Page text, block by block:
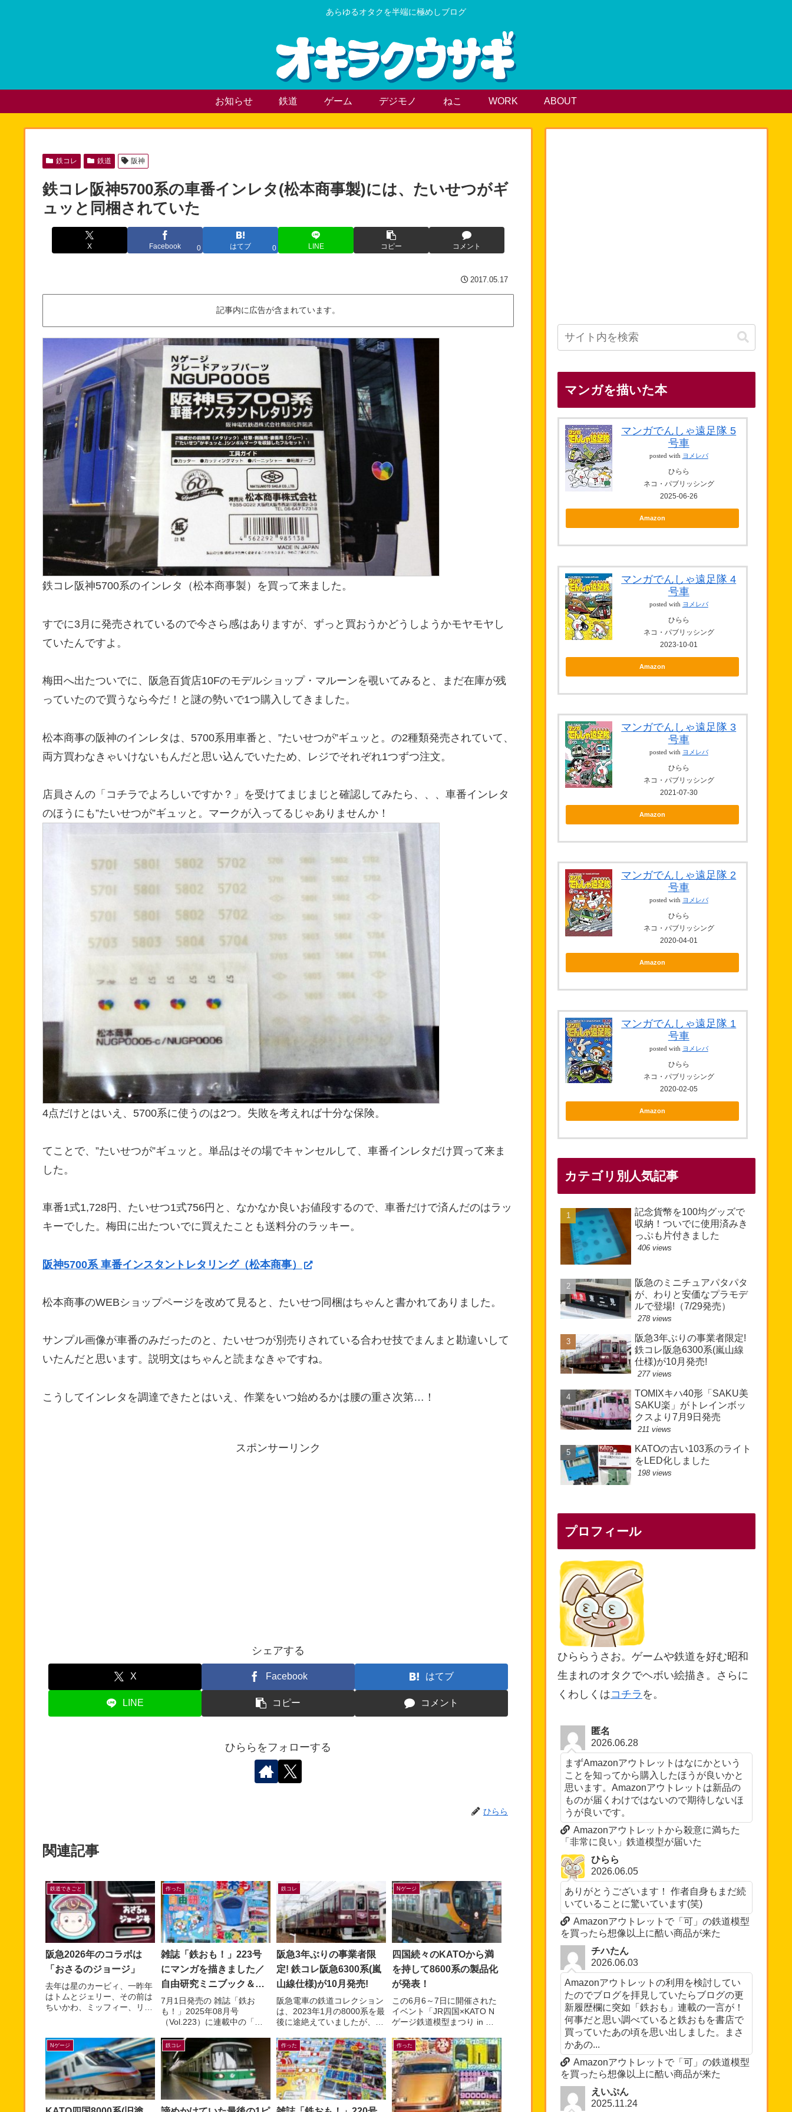
あらゆるオタクを半端に極めしブログ
お知らせ 鉄道 ゲーム デジモノ ねこ WORK ABOUT
鉄コレ 鉄道 阪神
鉄コレ阪神5700系の車番インレタ(松本商事製)には、たいせつがギ
ュッと同梱されていた
X Facebook 0 はてブ 0 LINE コピー コメント
2017.05.17
記事内に広告が含まれています。
鉄コレ阪神5700系のインレタ（松本商事製）を買って来ました。
すでに3月に発売されているので今さら感はありますが、ずっと買おうかどうしようかモヤモヤし
ていたんですよ。
梅田へ出たついでに、阪急百貨店10Fのモデルショップ・マルーンを覗いてみると、まだ在庫が残
っていたので買うなら今だ！と謎の勢いで1つ購入してきました。
松本商事の阪神のインレタは、5700系用車番と、”たいせつが”ギュッと。の2種類発売されていて、
両方買わなきゃいけないもんだと思い込んでいたため、レジでそれぞれ1つずつ注文。
店員さんの「コチラでよろしいですか？」を受けてまじまじと確認してみたら、、、車番インレタ
のほうにも”たいせつが”ギュッと。マークが入ってるじゃありませんか！
4点だけとはいえ、5700系に使うのは2つ。失敗を考えれば十分な保険。
てことで、”たいせつが”ギュッと。単品はその場でキャンセルして、車番インレタだけ買って来ま
した。
車番1式1,728円、たいせつ1式756円と、なかなか良いお値段するので、車番だけで済んだのはラッ
キーでした。梅田に出たついでに買えたことも送料分のラッキー。
阪神5700系 車番インスタントレタリング（松本商事）
松本商事のWEBショップページを改めて見ると、たいせつ同梱はちゃんと書かれてありました。
サンプル画像が車番のみだったのと、たいせつが別売りされている合わせ技でまんまと勘違いして
いたんだと思います。説明文はちゃんと読まなきゃですね。
こうしてインレタを調達できたとはいえ、作業をいつ始めるかは腰の重さ次第…！
スポンサーリンク
シェアする
X Facebook はてブ
LINE コピー コメント
ひららをフォローする
ひらら
関連記事
鉄道できごと
阪急2026年のコラボは
「おさるのジョージ」
去年は星のカービィ、一昨年
はトムとジェリー、その前は
ちいかわ、ミッフィー、リラ
ラクターと阪急電車のコラボ
レー...
作った
雑誌「鉄おも！」223号
にマンガを描きました／
自由研究ミニブック＆広
島アストラムライン編
7月1日発売の 雑誌「鉄お
も！」2025年08月号
（Vol.223）に連載中の「マ
を描きました。今月は「アス
トラムラインにのって広島
お...
鉄コレ
阪急3年ぶりの事業者限
定! 鉄コレ阪急6300系(嵐
山線仕様)が10月発売!
阪急電車の鉄道コレクション
は、2023年1月の8000系を最
後に途絶えていましたが、こ
道コレクション さよなら阪急
6300系（嵐山線仕...
Nゲージ
四国続々のKATOから満
を持して8600系の製品化
が発表！
この6月6～7日に開催された
イベント「JR四国×KATO N
ゲージ鉄道模型まつり in 高
EXPO」にて、鉄道模型メー
カー各社から四国の...
Nゲージ 鉄コレ 作った 作った
マンガを描いた本
マンガでんしゃ遠足隊 5
号車
posted with ヨメレバ
ひらら
ネコ・パブリッシング
2025-06-26
Amazon
マンガでんしゃ遠足隊 4
号車
posted with ヨメレバ
ひらら
ネコ・パブリッシング
2023-10-01
Amazon
マンガでんしゃ遠足隊 3
号車
posted with ヨメレバ
ひらら
ネコ・パブリッシング
2021-07-30
Amazon
マンガでんしゃ遠足隊 2
号車
posted with ヨメレバ
ひらら
ネコ・パブリッシング
2020-04-01
Amazon
マンガでんしゃ遠足隊 1
号車
posted with ヨメレバ
ひらら
ネコ・パブリッシング
2020-02-05
Amazon
カテゴリ別人気記事
記念貨幣を100均グッズで
収納！ついでに使用済みき
っぷも片付きました
406 views
阪急のミニチュアパタパタ
が、わりと安価なプラモデ
ルで登場!（7/29発売）
278 views
阪急3年ぶりの事業者限定!
鉄コレ阪急6300系(嵐山線
仕様)が10月発売!
277 views
TOMIXキハ40形「SAKU美
SAKU楽」がトレインボッ
クスより7月9日発売
211 views
KATOの古い103系のライト
をLED化しました
198 views
プロフィール
ひららうさお。ゲームや鉄道を好む昭和
生まれのオタクでヘボい絵描き。さらに
くわしくはコチラ を。
匿名
2026.06.28
まずAmazonアウトレットはなにかという
ことを知ってから購入したほうが良いかと
思います。Amazonアウトレットは新品の
ものが届くわけではないので期待しないほ
うが良いです。
Amazonアウトレットから殺意に満ちた
「非常に良い」鉄道模型が届いた
ひらら
2026.06.05
ありがとうございます！ 作者自身もまだ続
いていることに驚いています(笑)
Amazonアウトレットで「可」の鉄道模型
を買ったら想像以上に酷い商品が来た
チハたん
2026.06.03
Amazonアウトレットの利用を検討してい
たのでブログを拝見していたらブログの更
新履歴欄に突如「鉄おも」連載の一言が！
何事だと思い調べていると鉄おもを書店で
買っていたあの頃を思い出しました。まさ
かあの...
Amazonアウトレットで「可」の鉄道模型
を買ったら想像以上に酷い商品が来た
えいぷん
2025.11.24